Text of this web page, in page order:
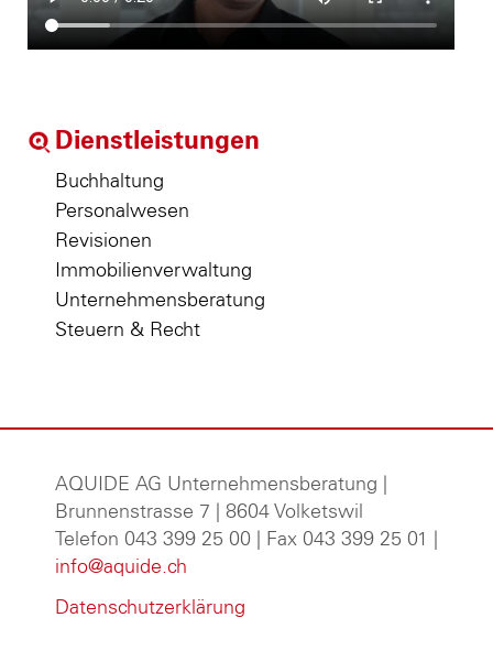
Dienstleistungen
Buchhaltung
Personalwesen
Revisionen
Immobilienverwaltung
Unternehmensberatung
Steuern & Recht
AQUIDE AG Unternehmensberatung
Brunnenstrasse 7 | 8604 Volketswil
Telefon 043 399 25 00 | Fax 043 399 25 01 |
info@aquide.ch
Datenschutzerklärung